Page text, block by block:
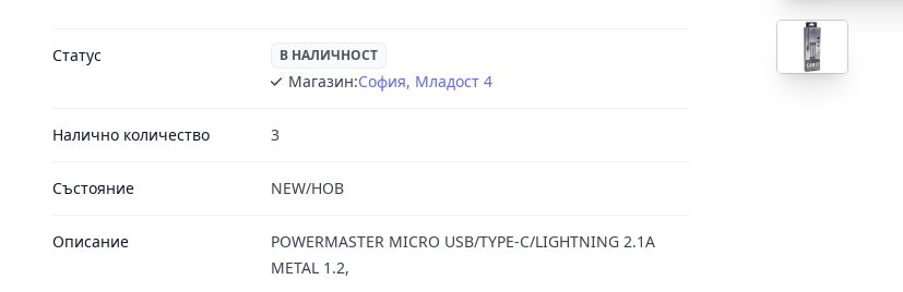
Статус В НАЛИЧНОСТ
Магазин:София, Младост 4
Налично количество 3
Състояние NEW/НОВ
Описание
POWERMASTER MICRO USB/TYPE-C/LIGHTNING 2.1A
METAL 1.2,